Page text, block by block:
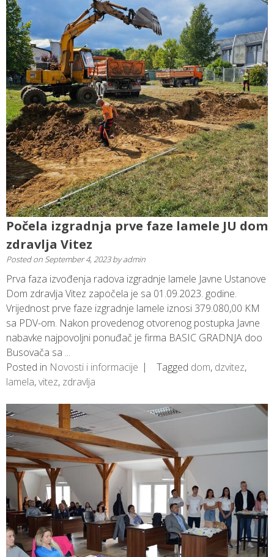
Počela izgradnja prve faze lamele JU dom
zdravlja Vitez
Posted on September 4, 2023byadmin
Prva faza izvođenja radova izgradnje lamele Javne Ustanove
Dom zdravlja Vitez započela je sa 01.09.2023. godine.
Vrijednost prve faze izgradnje lamele iznosi 379.080,00 KM
sa PDV-om. Nakon provedenog otvorenog postupka Javne
nabavke najpovoljni ponuđač je firma BASIC GRADNJA doo
Busovača sa ...
Posted in Novosti i informacije Tagged dom, dzvitez,
lamela,vitez, zdravlja